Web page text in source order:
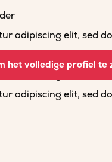
adipiscing elit, sed do
adipiscing elit, sed do
adipiscing elit, sed do
adipiscing elit, sed do
het volledige profiel te